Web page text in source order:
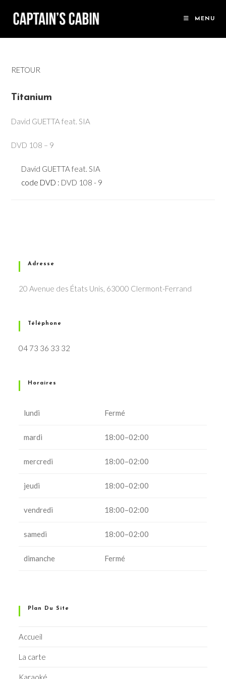
MENU
RETOUR
Titanium
David GUETTA feat. SIA
DVD 108 – 9
David GUETTA feat. SIA
code DVD : DVD 108 - 9
Adresse
20 Avenue des États Unis, 63000 Clermont-Ferrand
Téléphone
04 73 36 33 32
Horaires
lundi Fermé
mardi 18:00–02:00
mercredi 18:00–02:00
jeudi 18:00–02:00
vendredi 18:00–02:00
samedi 18:00–02:00
dimanche Fermé
Plan Du Site
Accueil
La carte
Karaoké